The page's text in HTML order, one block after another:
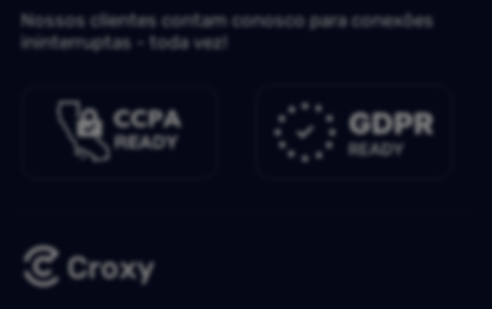
Nossos clientes contam conosco para conexões
ininterruptas - toda vez!